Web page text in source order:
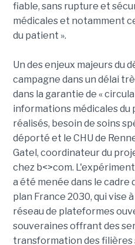
fiable, sans rupture et
médicales et notamment
du patient ».
Un des enjeux majeurs du
campagne dans un délai
dans la garantie de «
informations médicales
réalisés, besoin de soins
déporté et le CHU de
Gatel, coordinateur du
chez b<>com.
a été menée dans le cadre
plan France 2030, qui vise
réseau de plateformes
souveraines offrant des
transformation des filières